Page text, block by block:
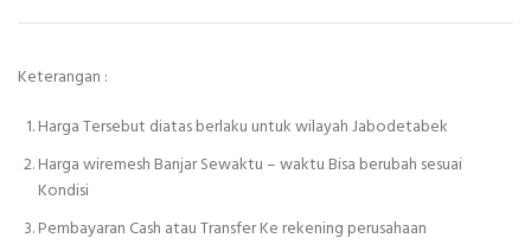
Keterangan :
Harga Tersebut diatas berlaku untuk wilayah Jabodetabek
Harga wiremesh Banjar Sewaktu – waktu Bisa berubah sesuai
Kondisi
Pembayaran Cash atau Transfer Ke rekening perusahaan